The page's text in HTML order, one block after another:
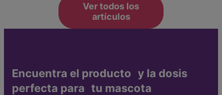
Ver todos los
artículos
Encuentra el producto y la dosis
perfecta para tu mascota